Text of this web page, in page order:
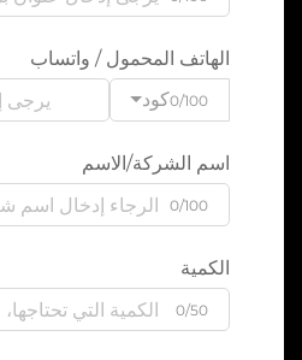
الهاتف المحمول / واتساب
كود0/100
اسم الشركة/الاسم
0/100
الكمية
0/50